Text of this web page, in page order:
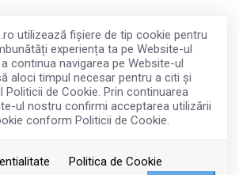
utilizează fişiere de tip cookie pentru
experiența ta pe Website-ul
continua navigarea pe Website-ul
aloci timpul necesar pentru a citi și
Politicii de Cookie. Prin continuarea
ul nostru confirmi acceptarea utilizării
conform Politicii de Cookie.
Politica de Cookie